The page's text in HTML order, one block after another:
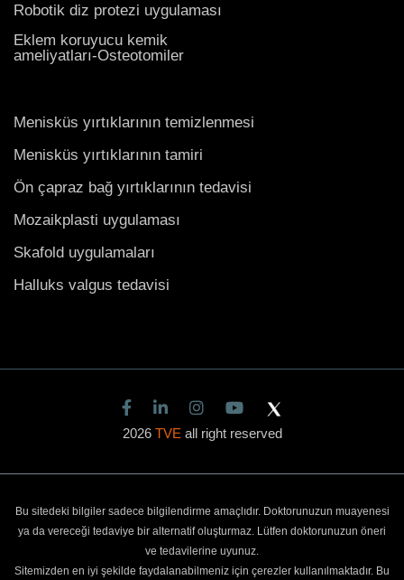
Robotik diz protezi uygulaması
Eklem koruyucu kemik
ameliyatları-Osteotomiler
Menisküs yırtıklarının temizlenmesi
Menisküs yırtıklarının tamiri
Ön çapraz bağ yırtıklarının tedavisi
Mozaikplasti uygulaması
Skafold uygulamaları
Halluks valgus tedavisi
2026 TVE all right reserved
Bu sitedeki bilgiler sadece bilgilendirme amaçlıdır. Doktorunuzun muayenesi
ya da vereceği tedaviye bir alternatif oluşturmaz. Lütfen doktorunuzun öneri
ve tedavilerine uyunuz.
Sitemizden en iyi şekilde faydalanabilmeniz için çerezler kullanılmaktadır. Bu